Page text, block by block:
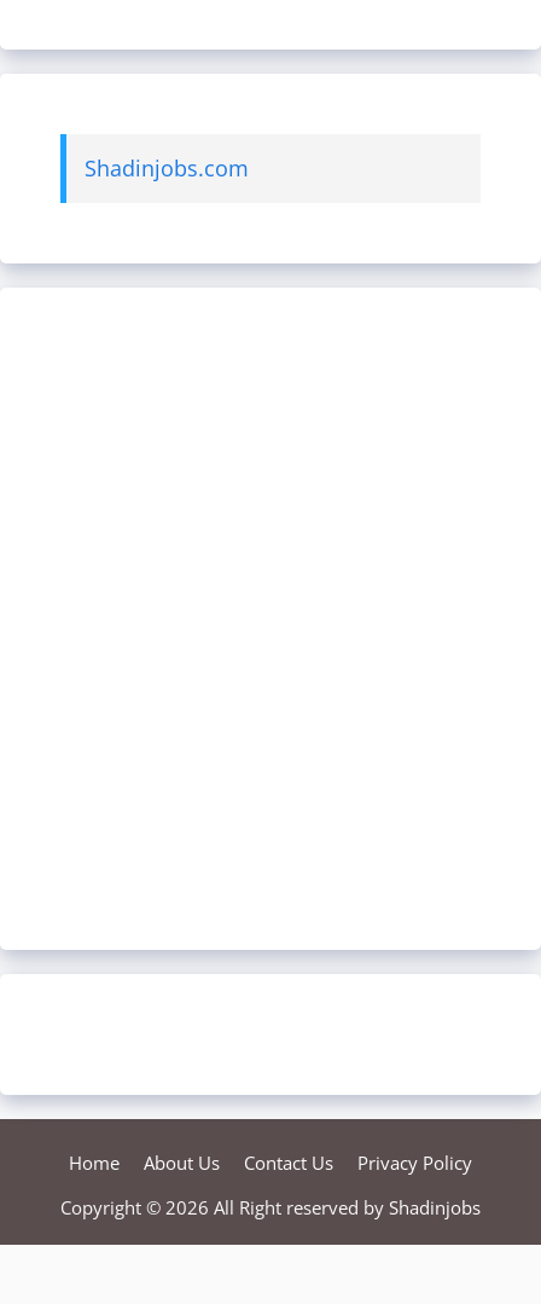
Shadinjobs.com
Home About Us Contact Us
Privacy Policy
Copyright © 2026 All Right reserved by Shadinjobs